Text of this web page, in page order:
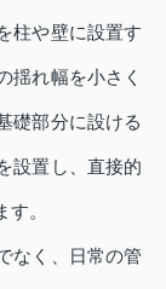
柱や壁に設置す
揺れ幅を小さく
礎部分に設ける
設置し、直接的
。
なく、日常の管